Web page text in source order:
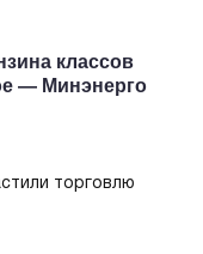
классов
— Минэнерго